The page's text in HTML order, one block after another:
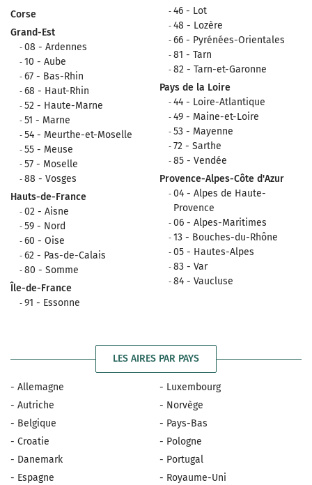
Corse
Grand-Est
08 - Ardennes
10 - Aube
67 - Bas-Rhin
68 - Haut-Rhin
52 - Haute-Marne
51 - Marne
54 - Meurthe-et-Moselle
55 - Meuse
57 - Moselle
88 - Vosges
Hauts-de-France
02 - Aisne
59 - Nord
60 - Oise
62 - Pas-de-Calais
80 - Somme
Île-de-France
91 - Essonne
46 - Lot
48 - Lozère
66 - Pyrénées-Orientales
81 - Tarn
82 - Tarn-et-Garonne
Pays de la Loire
44 - Loire-Atlantique
49 - Maine-et-Loire
53 - Mayenne
72 - Sarthe
85 - Vendée
Provence-Alpes-Côte d'Azur
04 - Alpes de Haute-
Provence
06 - Alpes-Maritimes
13 - Bouches-du-Rhône
05 - Hautes-Alpes
83 - Var
84 - Vaucluse
LES AIRES PAR PAYS
- Allemagne
- Autriche
- Belgique
- Croatie
- Danemark
- Espagne
- Luxembourg
- Norvège
- Pays-Bas
- Pologne
- Portugal
- Royaume-Uni